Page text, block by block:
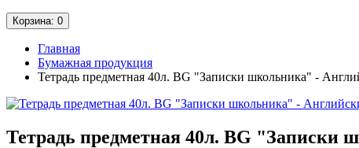
Корзина: 0
Главная
Бумажная продукция
Тетрадь предметная 40л. BG "Записки школьника" -
Тетрадь предметная 40л. BG "Записки